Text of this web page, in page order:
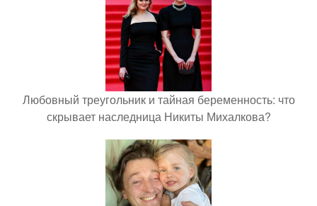
Любовный треугольник и тайная беременность: что
скрывает наследница Никиты Михалкова?